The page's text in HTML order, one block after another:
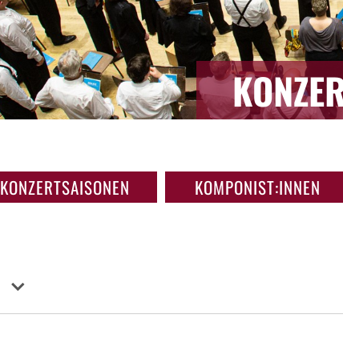
KONZERTSAISONEN KOMPONIST:INNEN